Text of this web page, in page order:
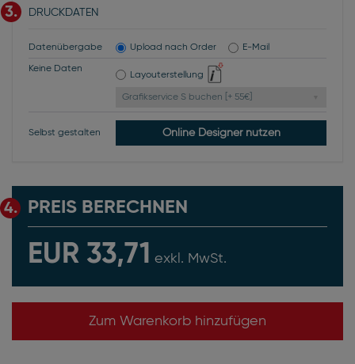
3. DRUCKDATEN
Datenübergabe Upload nach Order E-Mail
Keine Daten
Layouterstellung
Grafikservice S buchen [+ 55€]
Selbst gestalten Online Designer nutzen
4. PREIS BERECHNEN
EUR 33,71 exkl. MwSt.
Zum Warenkorb hinzufügen